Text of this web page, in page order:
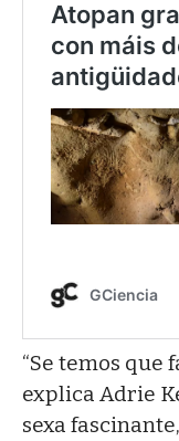
“Se temos que
explica Adrie
sexa